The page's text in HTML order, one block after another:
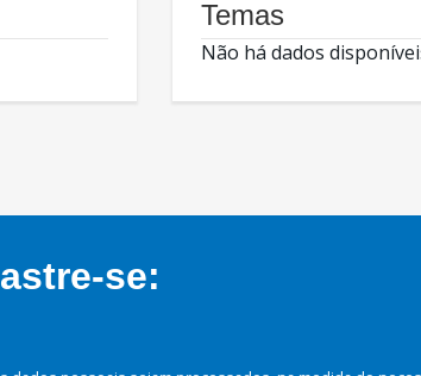
Temas
Não há dados
se: